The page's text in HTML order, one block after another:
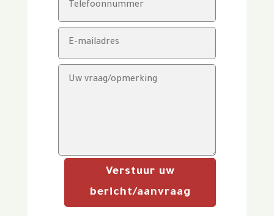
Verstuur uw
bericht/aanvraag